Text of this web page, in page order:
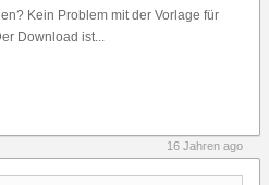
Kein Problem mit der Vorlage für
Download ist...
16 Jahren ago